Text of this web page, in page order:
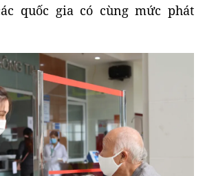
quốc gia có cùng mức phát